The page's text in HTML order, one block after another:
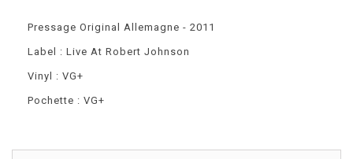
Pressage Original Allemagne - 2011
Label : Live At Robert Johnson
Vinyl : VG+
Pochette : VG+